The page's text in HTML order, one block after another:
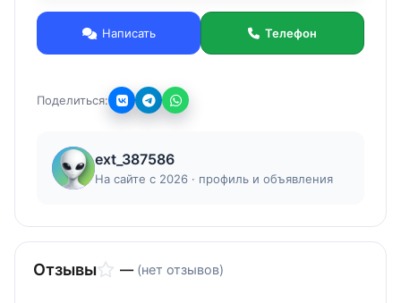
Написать Телефон
Поделиться:
ext_387586
На сайте с 2026 · профиль и объявления
Отзывы — (нет отзывов)